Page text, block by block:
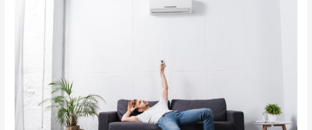
enfría